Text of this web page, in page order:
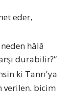
eder,
hâlâ
durabilir?”
ki Tanrı'ya
verilen, biçim